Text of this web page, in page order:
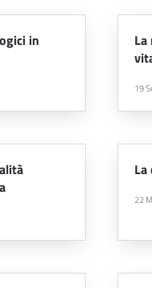
in
19
22